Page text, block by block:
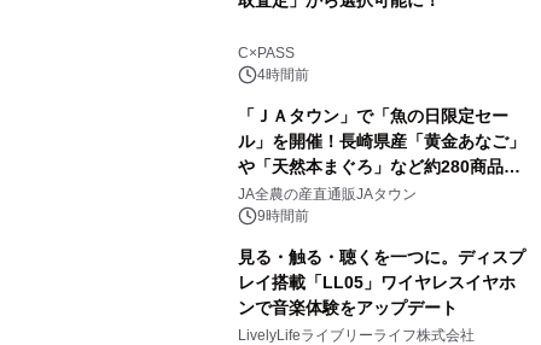
C×PASS
4時間前
「ＪＡタウン」で「魚の日限定セー
ル」を開催！長崎県産「黄金あなご」
や「天然本まぐろ」など約280商品を
販売！～毎月１０日の定例企画～
JA全農の産直通販JAタウン
9時間前
見る・触る・聴くを一つに。ディスプ
レイ搭載「LL05」ワイヤレスイヤホ
ンで音楽体験をアップデート
LivelyLifeライブリーライフ株式会社